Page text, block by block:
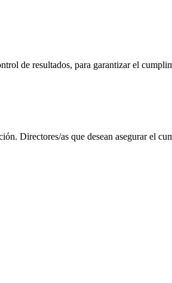
de resultados, para garantizar el
Directores/as que desean asegurar el